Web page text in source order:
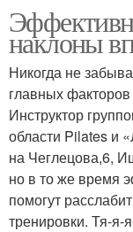
наклоны
Никогда не
главных
Инструктор
области Pilates и
на Чеглецова,6,
но в то же время
помогут
тренировки. Тя-я-